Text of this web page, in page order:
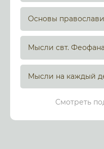
Основы
Мысли свт.
Мысли на каждый
Смотреть